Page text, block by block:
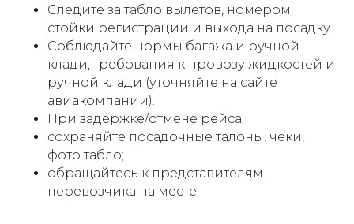
Следите за табло вылетов, номером
стойки регистрации и выхода на посадку.
Соблюдайте нормы багажа и ручной
клади, требования к провозу жидкостей и
ручной клади (уточняйте на сайте
авиакомпании).
При задержке/отмене рейса:
сохраняйте посадочные талоны, чеки,
фото табло;
обращайтесь к представителям
перевозчика на месте.